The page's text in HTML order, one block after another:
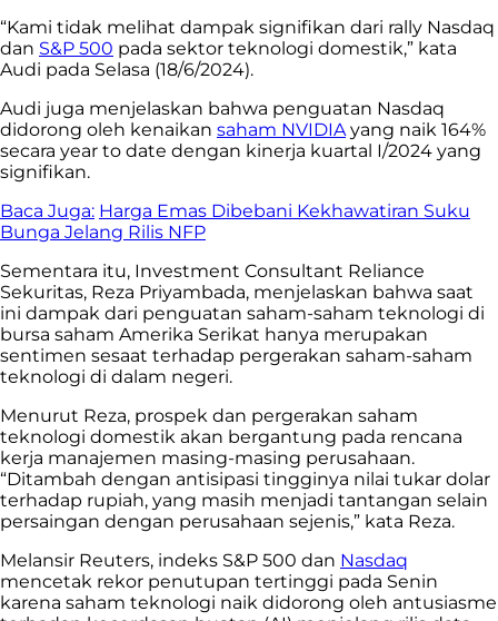
“Kami tidak melihat dampak signifikan dari rally Nasdaq
dan S&P 500 pada sektor teknologi domestik,” kata
Audi pada Selasa (18/6/2024).
Audi juga menjelaskan bahwa penguatan Nasdaq
didorong oleh kenaikan saham NVIDIAyang naik 164%
secara year to date dengan kinerja kuartal I/2024 yang
signifikan.
Baca Juga: Harga Emas Dibebani Kekhawatiran Suku
Bunga Jelang Rilis NFP
Sementara itu, Investment Consultant Reliance
Sekuritas, Reza Priyambada, menjelaskan bahwa saat
ini dampak dari penguatan saham-saham teknologi di
bursa saham Amerika Serikat hanya merupakan
sentimen sesaat terhadap pergerakan saham-saham
teknologi di dalam negeri.
Menurut Reza, prospek dan pergerakan saham
teknologi domestik akan bergantung pada rencana
kerja manajemen masing-masing perusahaan.
“Ditambah dengan antisipasi tingginya nilai tukar dolar
terhadap rupiah, yang masih menjadi tantangan selain
persaingan dengan perusahaan sejenis,” kata Reza.
Melansir Reuters, indeks S&P 500 dan Nasdaq
mencetak rekor penutupan tertinggi pada Senin
karena saham teknologi naik didorong oleh antusiasme